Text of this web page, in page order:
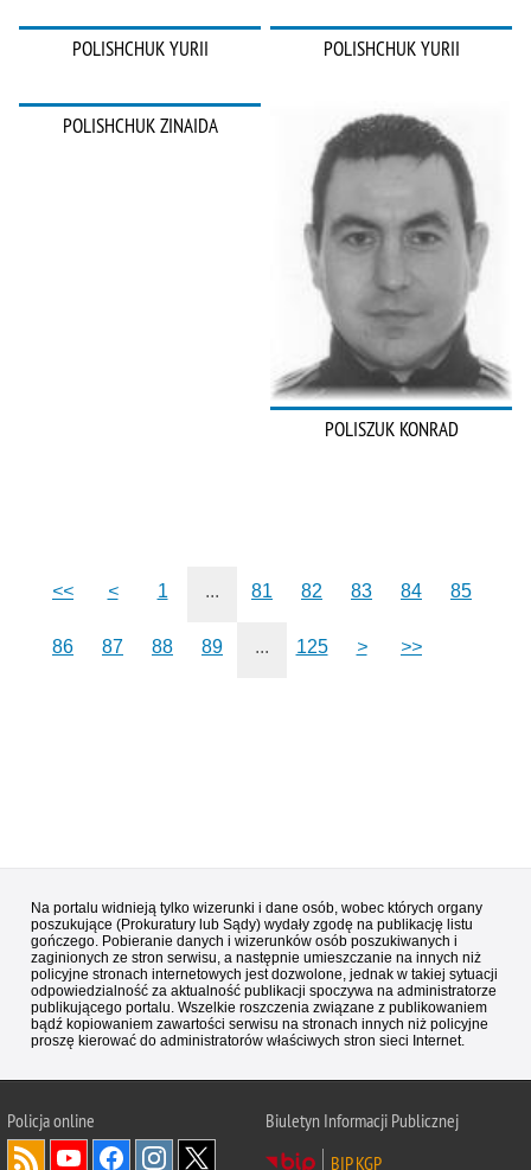
POLISHCHUK YURII POLISHCHUK YURII
POLISHCHUK ZINAIDA
POLISZUK KONRAD
<< < 1 ... 81 82 83 84 85
86 87 88 89 ... 125 > >>
Na portalu widnieją tylko wizerunki i dane osób, wobec których organy
poszukujące (Prokuratury lub Sądy) wydały zgodę na publikację listu
gończego. Pobieranie danych i wizerunków osób poszukiwanych i
zaginionych ze stron serwisu, a następnie umieszczanie na innych niż
policyjne stronach internetowych jest dozwolone, jednak w takiej sytuacji
odpowiedzialność za aktualność publikacji spoczywa na administratorze
publikującego portalu. Wszelkie roszczenia związane z publikowaniem
bądź kopiowaniem zawartości serwisu na stronach innych niż policyjne
proszę kierować do administratorów właściwych stron sieci Internet.
Policjaonline
Biuletyn Informacji Publicznej
BIP KGP